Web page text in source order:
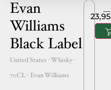
Evan
Williams
Black Label
United States- Whisky -
70CL- Evan Williams
23,95